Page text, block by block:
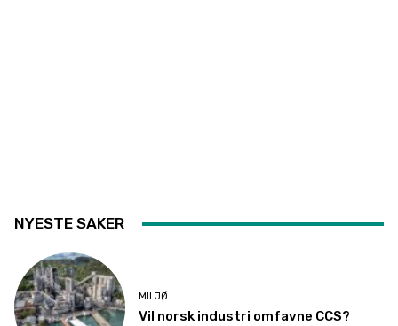
NYESTE SAKER
MILJØ
Vil norsk industri omfavne CCS?